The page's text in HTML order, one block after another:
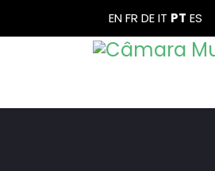
ENFR DEIT PT ES